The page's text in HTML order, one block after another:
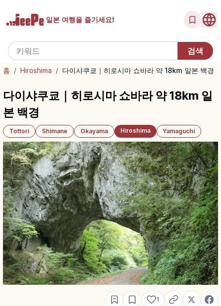
일본 여행을 즐기세요!
홈 / Hiroshima / 다이샤쿠쿄｜히로시마 쇼바라 약 18km 일본 백경
다이샤쿠쿄｜히로시마 쇼바라 약 18km 일
본 백경
Tottori Shimane Okayama Hiroshima Yamaguchi
1